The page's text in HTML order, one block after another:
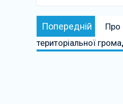
Навігація
записів
Попередній
Про
територіальної